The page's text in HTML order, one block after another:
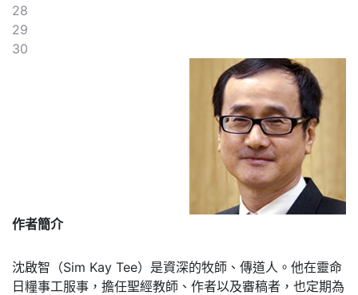
28
29
30
作者簡介
沈啟智（Sim Kay Tee）是資深的牧師、傳道人。他在靈命
日糧事工服事，擔任聖經教師、作者以及審稿者，也定期為